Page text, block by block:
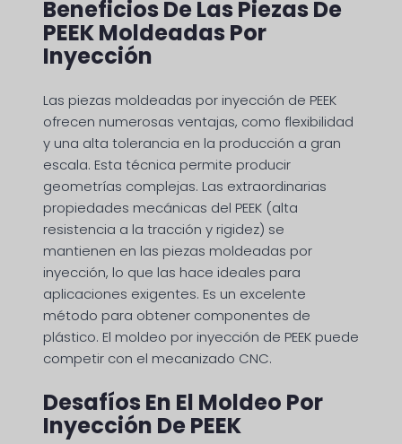
Beneficios De Las Piezas De
PEEK Moldeadas Por
Inyección
Las piezas moldeadas por inyección de PEEK
ofrecen numerosas ventajas, como flexibilidad
y una alta tolerancia en la producción a gran
escala. Esta técnica permite producir
geometrías complejas. Las extraordinarias
propiedades mecánicas del PEEK (alta
resistencia a la tracción y rigidez) se
mantienen en las piezas moldeadas por
inyección, lo que las hace ideales para
aplicaciones exigentes. Es un excelente
método para obtener componentes de
plástico. El moldeo por inyección de PEEK puede
competir con el mecanizado CNC.
Desafíos En El Moldeo Por
Inyección De PEEK